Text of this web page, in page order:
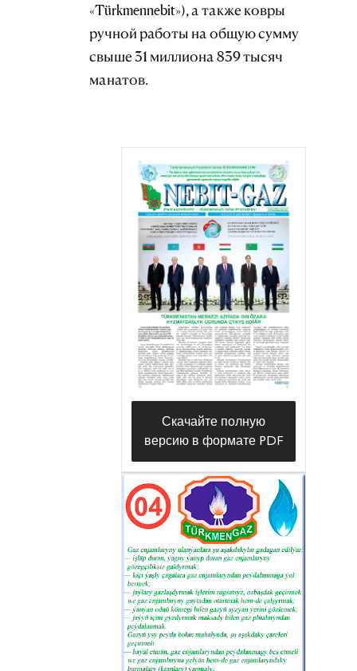
«Türkmennebit»), а также ковры
ручной работы на общую сумму
свыше 31 миллиона 839 тысяч
манатов.
Скачайте полную
версию в формате PDF